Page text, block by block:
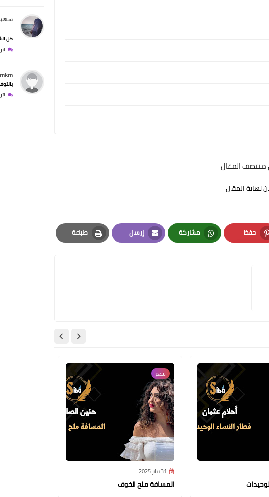
منتصف المقال
نهاية المقال
حفظ
Pinterest
مشاركة
Whatsapp
إرسال
Email
طباعة
Print
شعر
31 يناير 2025
المسافة ملح الخوف
كل
mkm